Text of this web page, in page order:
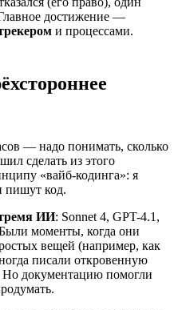
достижение —
и процессами.
— надо понимать, сколько
сделать из этого
«вайб-кодинга»: я
пишут код.
ИИ: Sonnet 4, GPT-4.1,
моменты, когда они
вещей (например, как
писали откровенную
документацию помогли